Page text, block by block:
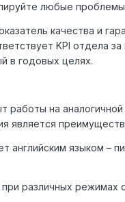
любые проблемы
качества и
KPI отдела
в годовых целях.
работы на
является
английским языком –
различных режимах